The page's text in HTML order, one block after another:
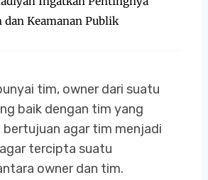
dan Keamanan Publik
tim, owner dari suatu
baik dengan tim yang
bertujuan agar tim menjadi
tercipta suatu
owner dan tim.